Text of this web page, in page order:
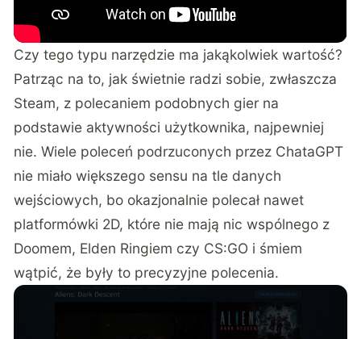
Czy tego typu narzędzie ma jakąkolwiek wartość?
Patrząc na to, jak świetnie radzi sobie, zwłaszcza
Steam, z polecaniem podobnych gier na
podstawie aktywności użytkownika, najpewniej
nie. Wiele poleceń podrzuconych przez ChataGPT
nie miało większego sensu na tle danych
wejściowych, bo okazjonalnie polecał nawet
platformówki 2D, które nie mają nic wspólnego z
Doomem, Elden Ringiem czy CS:GO i śmiem
wątpić, że były to precyzyjne polecenia.